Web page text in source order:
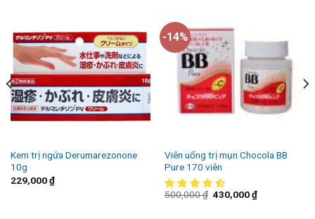
Kem trị ngứa Derumarezonone
10g
229,000₫
-14%
Viên uống trị mụn Chocola BB
Pure 170 viên
500,000₫ 430,000₫